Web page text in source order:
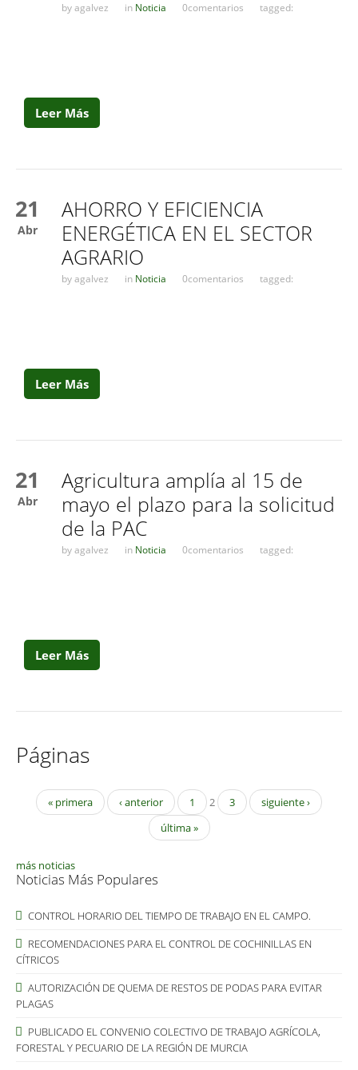
byagalvez in Noticia 0comentarios tagged:
Leer Más
21
Abr
AHORRO Y EFICIENCIA
ENERGÉTICA EN EL SECTOR
AGRARIO
byagalvez in Noticia 0comentarios tagged:
Leer Más
21
Abr
Agricultura amplía al 15 de
mayo el plazo para la solicitud
de la PAC
byagalvez in Noticia 0comentarios tagged:
Leer Más
Páginas
« primera ‹ anterior 1 2 3
siguiente ›
última »
más noticias
Noticias Más Populares
CONTROL HORARIO DEL TIEMPO DE TRABAJO EN EL CAMPO.
RECOMENDACIONES PARA EL CONTROL DE COCHINILLAS EN
CÍTRICOS
AUTORIZACIÓN DE QUEMA DE RESTOS DE PODAS PARA EVITAR
PLAGAS
PUBLICADO EL CONVENIO COLECTIVO DE TRABAJO AGRÍCOLA,
FORESTAL Y PECUARIO DE LA REGIÓN DE MURCIA